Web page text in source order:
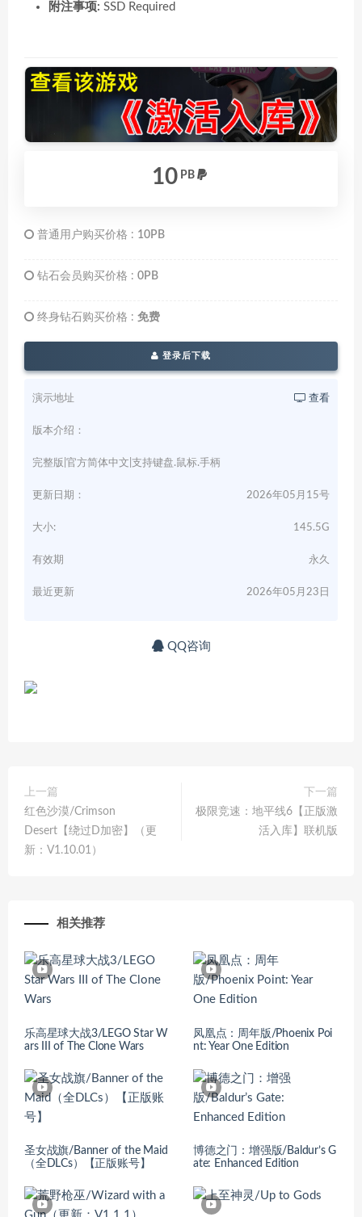
附注事项: SSD Required
10 PB
普通用户购买价格 : 10PB
钻石会员购买价格 : 0PB
终身钻石购买价格 : 免费
登录后下载
演示地址 查看
版本介绍：
完整版|官方简体中文|支持键盘.鼠标.手柄
更新日期： 2026年05月15号
大小: 145.5G
有效期 永久
最近更新 2026年05月23日
QQ咨询
上一篇
红色沙漠/Crimson
Desert【绕过D加密】（更
新：V1.10.01）
下一篇
极限竞速：地平线6【正版激
活入库】联机版
相关推荐
乐高星球大战3/LEGO Star W
ars III of The Clone Wars
凤凰点：周年版/Phoenix Poi
nt: Year One Edition
圣女战旗/Banner of the Maid
（全DLCs）【正版账号】
博德之门：增强版/Baldur’s G
ate: Enhanced Edition